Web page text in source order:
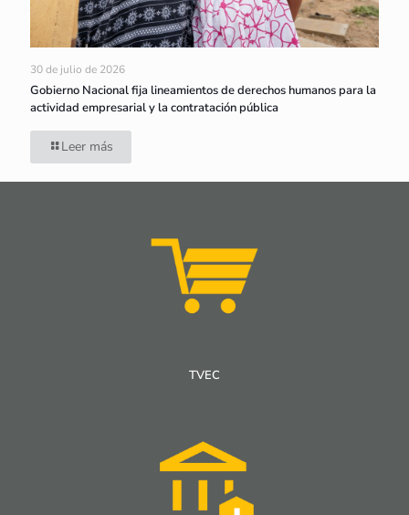
30 de julio de 2026
Gobierno Nacional fija lineamientos de derechos humanos para la
actividad empresarial y la contratación pública
Leer más
TVEC